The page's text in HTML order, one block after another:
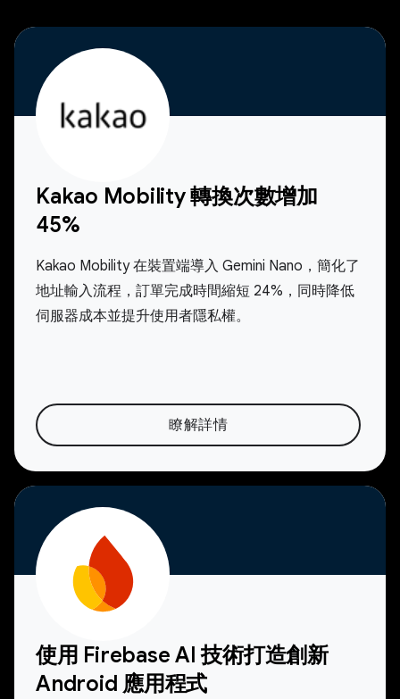
Kakao Mobility 轉換次數增加
45%
Kakao Mobility 在裝置端導入 Gemini Nano，簡化了
地址輸入流程，訂單完成時間縮短 24%，同時降低
伺服器成本並提升使用者隱私權。
瞭解詳情
使用 Firebase AI 技術打造創新
Android 應用程式